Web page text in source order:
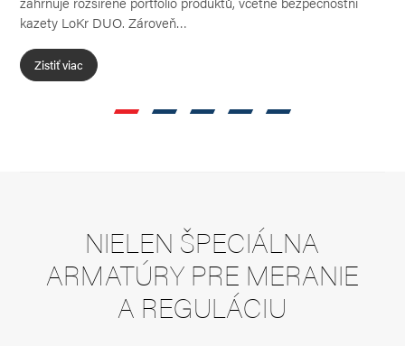
kazety LoKr DUO. Zároveň…
Zistiť viac
NIELEN ŠPECIÁLNA
ARMATÚRY PRE MERANIE
A REGULÁCIU